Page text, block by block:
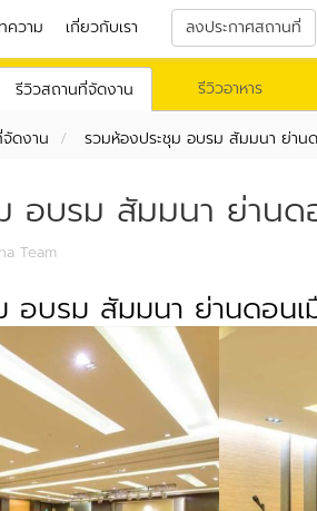
ความ เกี่ยวกับเรา ลงประกาศสถานที่
รีวิวสถานที่จัดงาน รีวิวอาหาร
ดงาน รวมห้องประชุม อบรม สัมมนา ย่าน
อบรม สัมมนา ย่าน
Team
อบรม สัมมนา ย่านดอน